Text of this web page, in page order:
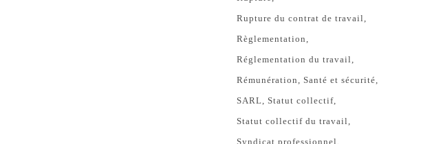
Rupture du contrat de travail
Règlementation
Réglementation du travail
Rémunération
Santé et sécurité
SARL
Statut collectif
Statut collectif du travail
Syndicat professionnel